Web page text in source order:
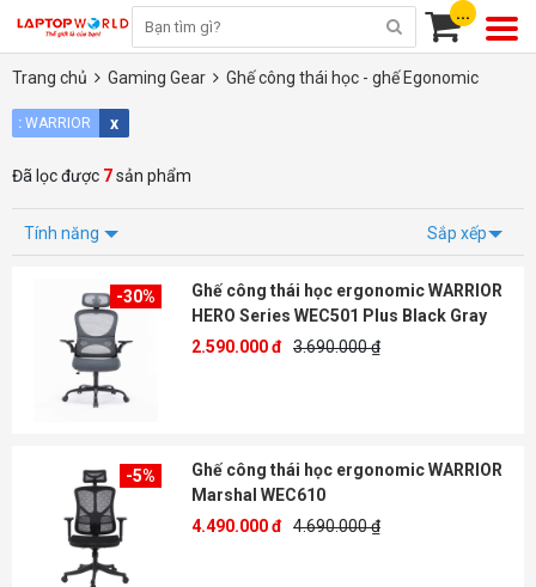
...
Trang chủ Gaming Gear Ghế công thái học - ghế Egonomic
: WARRIOR x
Đã lọc được 7sản phẩm
Tính năng Sắp xếp
-30%
Ghế công thái học ergonomic WARRIOR
HERO Series WEC501 Plus Black Gray
2.590.000 đ 3.690.000 ₫
-5%
Ghế công thái học ergonomic WARRIOR
Marshal WEC610
4.490.000 đ 4.690.000 ₫